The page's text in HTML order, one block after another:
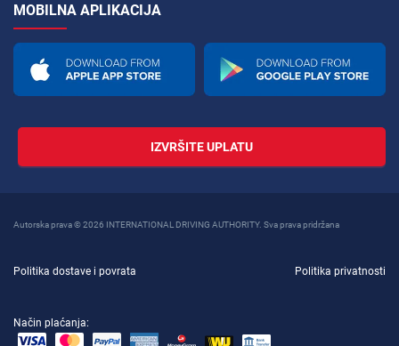
MOBILNA APLIKACIJA
IZVRŠITE UPLATU
Autorska prava © 2026 INTERNATIONAL DRIVING AUTHORITY. Sva prava pridržana
Politika dostave i povrata Politika privatnosti
Način plaćanja: